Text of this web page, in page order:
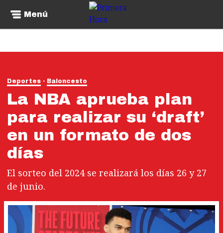
Menú
Deportes Baloncesto
La NBA aprueba plan
para realizar su ‘draft’
en un formato de dos
días
El sorteo del 2024 se realizará los días 26 y 27
de junio.